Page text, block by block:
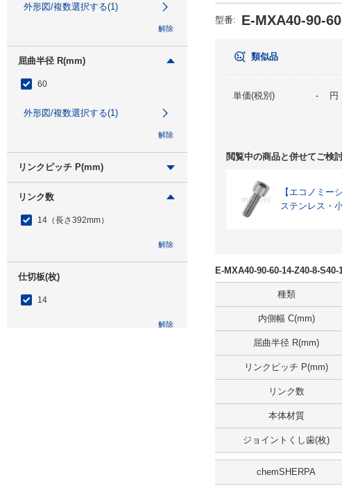
外形図/複数選択する(1)
解除
屈曲半径 R(mm)
60
外形図/複数選択する(1)
解除
リンクピッチ P(mm)
外形図/複数選択する(1)
解除
リンク数
14（長さ392mm）
解除
仕切板(枚)
14
解除
型番: E-MXA40-90-
類似品
単価(税別) - 円
閲覧中の商品と併せてご検
【エコノミーシリーズ
ステンレス・
E-MXA40-90-60-14-Z40-8-
種類
内側幅 C(mm)
屈曲半径 R(mm)
リンクピッチ P(mm)
リンク数
本体材質
ジョイントくし歯(枚)
chemSHERPA